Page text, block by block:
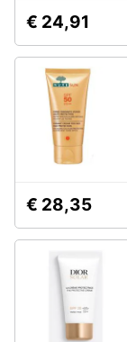
shampoo
Miglior
spazzolino
elettrico
Miglior
regolabarba
€ 24,91
€ 28,35